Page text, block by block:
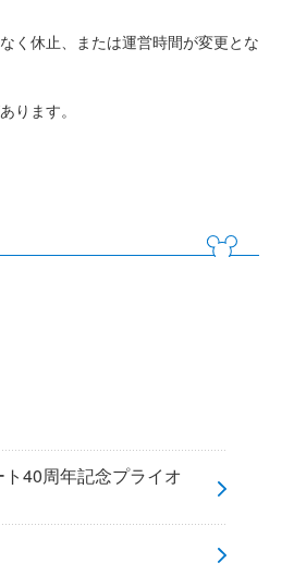
く休止、または運営時間が変更とな
ります。
40周年記念プライオ